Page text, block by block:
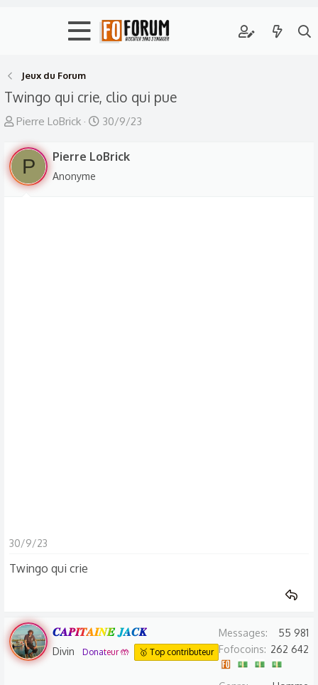
Jeux du Forum
Twingo qui crie, clio qui pue
A
t
u
Pierre LoBrick
D
t
30/9/23
P Pierre LoBrick
Anonyme
30/9/23
Twingo qui crie
𝑪𝑨𝑷𝑰𝑻𝑨𝑰𝑵𝑬 𝑱𝑨𝑪𝑲
Divin Donateur 🤲 🥇 Top contributeur
Messages
55 981
Fofocoins
262 642